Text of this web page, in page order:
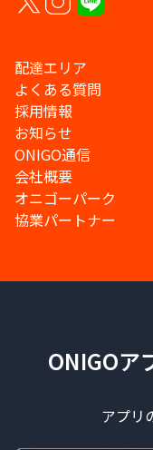
配達エリア
よくある質問
採用情報
お知らせ
ONIGO通信
会社概要
オニゴーパーク
協業パートナー
ONIGOア
アプリ